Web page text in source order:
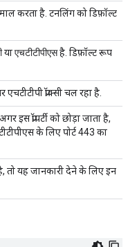
करता है. टनलिंग को डिफ़ॉल्ट
याएचटीटीपीएसहै. डिफ़ॉल्ट रूप
प्रॉक्सी चल रहा है.
इस प्रॉपर्टी को छोड़ा जाता है,
के लिए पोर्ट 443 का
तो यह जानकारी देने के लिए इन